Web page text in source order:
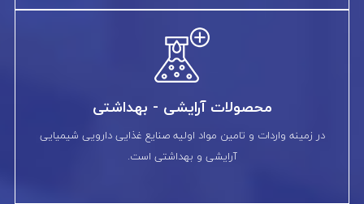
محصولات آرایشی - بهداشتی
در زمینه واردات و تامین مواد اولیه صنایع غذایی دارویی شیمیایی
آرایشی و بهداشتی است.